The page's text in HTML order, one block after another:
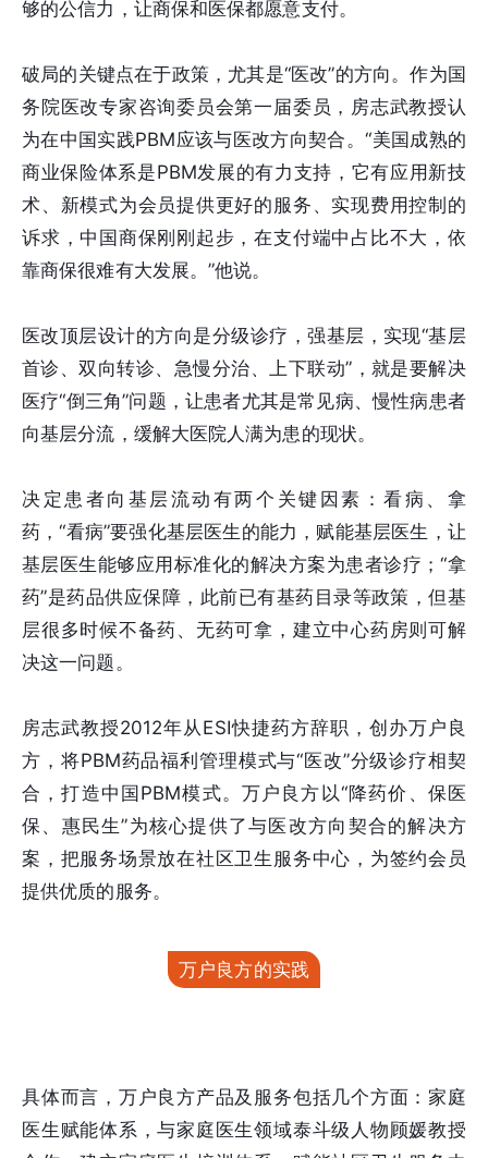
够的公信力，让商保和医保都愿意支付。
破局的关键点在于政策，尤其是“医改”的方向。作为国
务院医改专家咨询委员会第一届委员，房志武教授认
为在中国实践PBM应该与医改方向契合。“美国成熟的
商业保险体系是PBM发展的有力支持，它有应用新技
术、新模式为会员提供更好的服务、实现费用控制的
诉求，中国商保刚刚起步，在支付端中占比不大，依
靠商保很难有大发展。”他说。
医改顶层设计的方向是分级诊疗，强基层，实现“基层
首诊、双向转诊、急慢分治、上下联动”，就是要解决
医疗“倒三角”问题，让患者尤其是常见病、慢性病患者
向基层分流，缓解大医院人满为患的现状。
决定患者向基层流动有两个关键因素：看病、拿
药，“看病”要强化基层医生的能力，赋能基层医生，让
基层医生能够应用标准化的解决方案为患者诊疗；“拿
药”是药品供应保障，此前已有基药目录等政策，但基
层很多时候不备药、无药可拿，建立中心药房则可解
决这一问题。
房志武教授2012年从ESI快捷药方辞职，创办万户良
方，将PBM药品福利管理模式与“医改”分级诊疗相契
合，打造中国PBM模式。万户良方以“降药价、保医
保、惠民生”为核心提供了与医改方向契合的解决方
案，把服务场景放在社区卫生服务中心，为签约会员
提供优质的服务。
万户良方的实践
具体而言，万户良方产品及服务包括几个方面：家庭
医生赋能体系，与家庭医生领域泰斗级人物顾媛教授